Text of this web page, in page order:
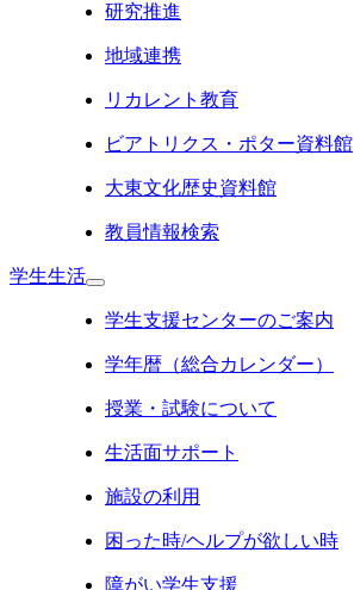
研究推進
地域連携
リカレント教育
ビアトリクス・ポター資料館
大東文化歴史資料館
教員情報検索
学生生活
学生支援センターのご案内
学年暦（総合カレンダー）
授業・試験について
生活面サポート
施設の利用
困った時/ヘルプが欲しい時
障がい学生支援